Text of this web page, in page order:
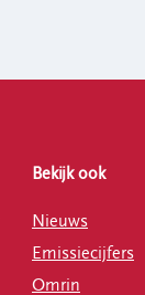
Bekijk ook
Nieuws
Emissiecijfers
Omrin